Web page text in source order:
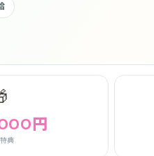
円
典